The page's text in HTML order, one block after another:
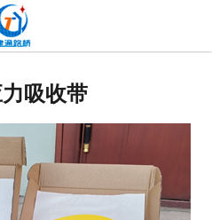
网站首页
高分子道路密封胶
双面贴
吸收带